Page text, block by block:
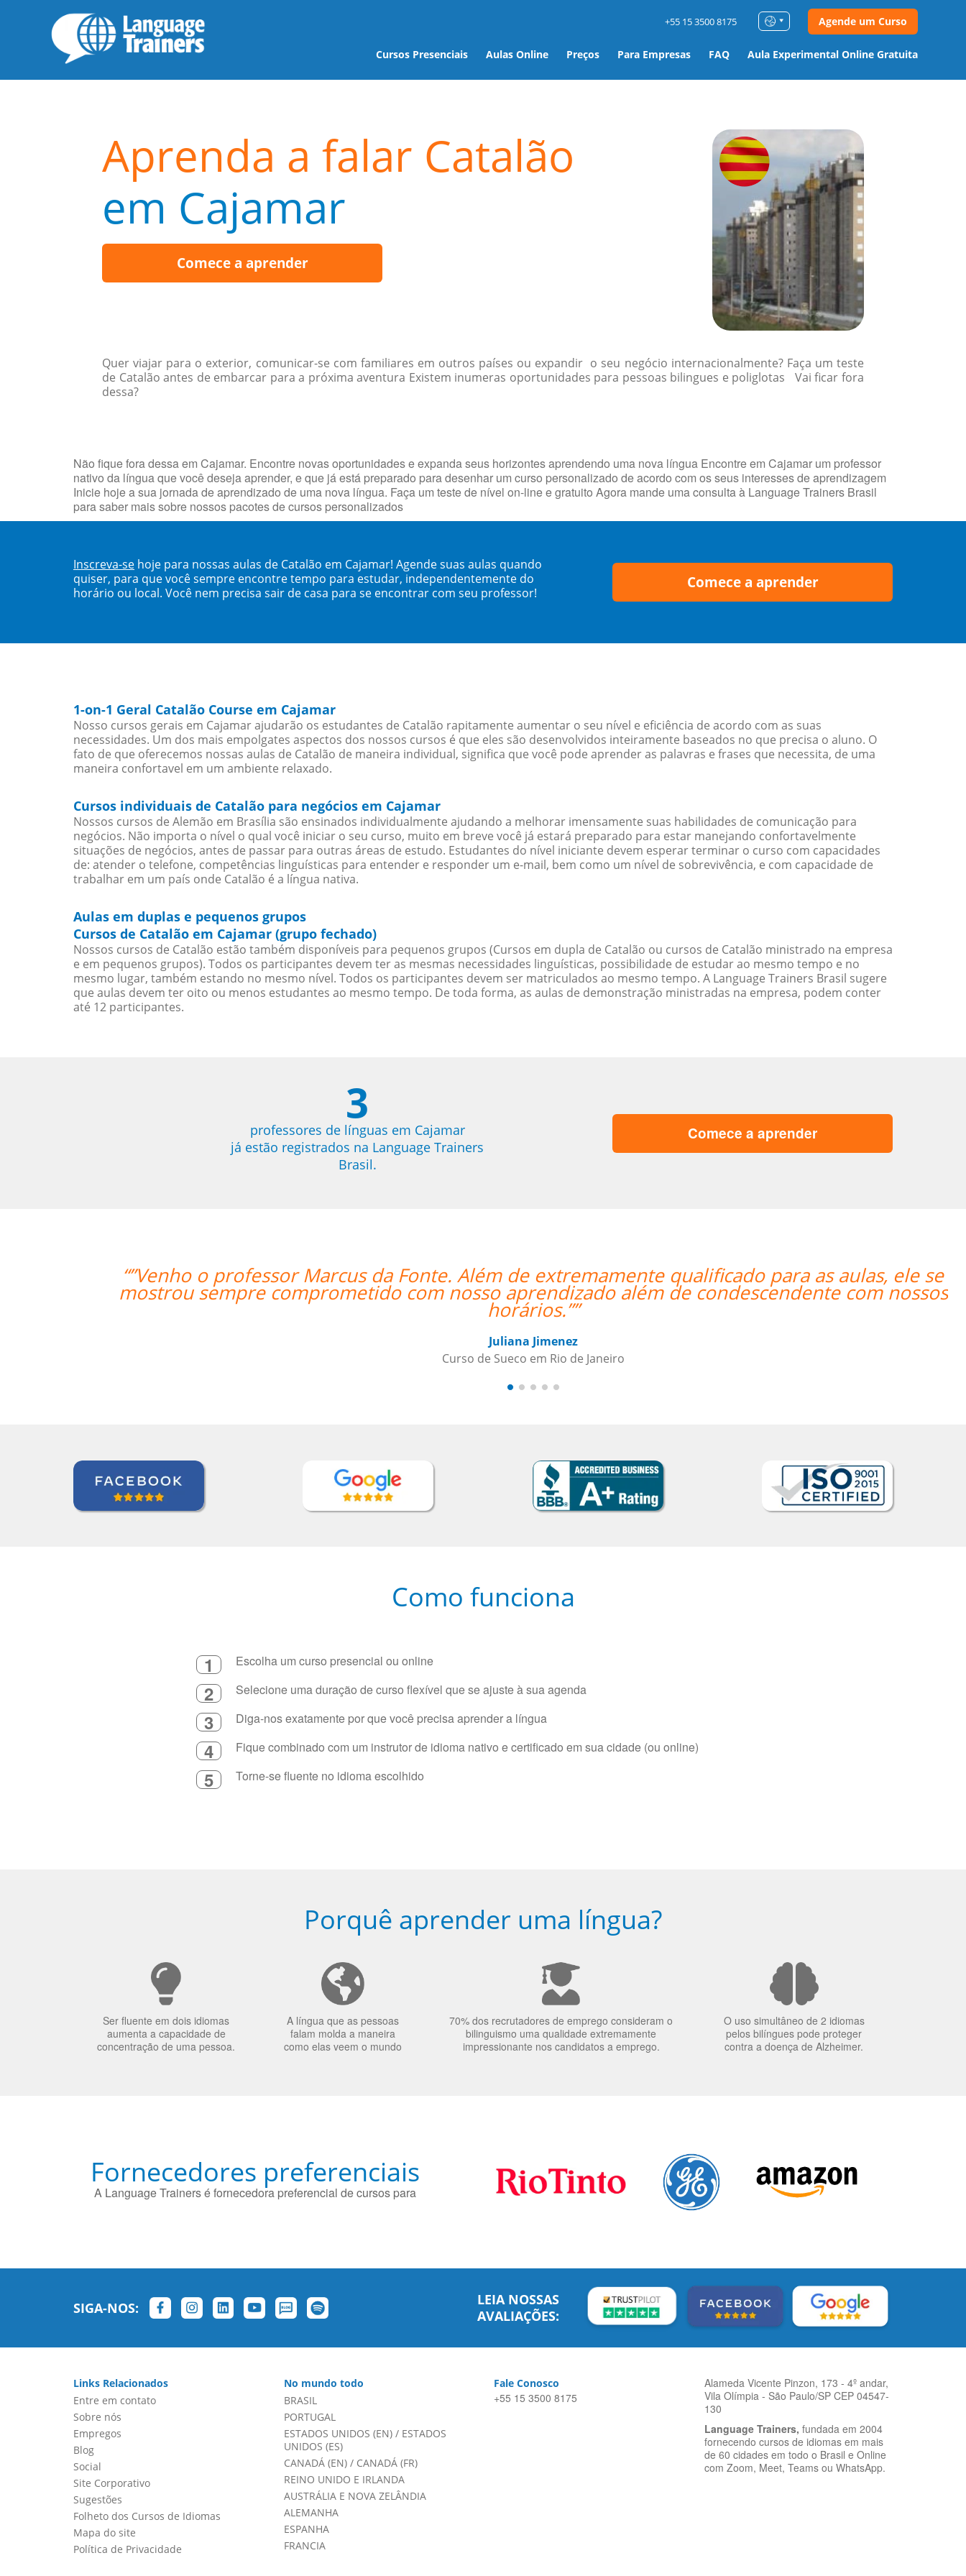
Cursos Presenciais Aulas Online Preços Para Empresas FAQ Aula Experimental Online Gratuita
+55 15 3500 8175 Agende um Curso
Aprenda a falar Catalão
em Cajamar
Comece a aprender
Quer viajar para o exterior, comunicar-se com familiares em outros países ou expandir o seu negócio internacionalmente? Faça um teste
de Catalão antes de embarcar para a próxima aventura Existem inumeras oportunidades para pessoas bilingues e poliglotas Vai ficar fora
dessa?
Não fique fora dessa em Cajamar. Encontre novas oportunidades e expanda seus horizontes aprendendo uma nova língua Encontre em Cajamar um professor
nativo da língua que você deseja aprender, e que já está preparado para desenhar um curso personalizado de acordo com os seus interesses de aprendizagem
Inicie hoje a sua jornada de aprendizado de uma nova língua. Faça um teste de nível on-line e gratuito Agora mande uma consulta à Language Trainers Brasil
para saber mais sobre nossos pacotes de cursos personalizados
Inscreva-se hoje para nossas aulas de Catalão em Cajamar! Agende suas aulas quando
quiser, para que você sempre encontre tempo para estudar, independentemente do
horário ou local. Você nem precisa sair de casa para se encontrar com seu professor!
Comece a aprender
1-on-1 Geral Catalão Course em Cajamar
Nosso cursos gerais em Cajamar ajudarão os estudantes de Catalão rapitamente aumentar o seu nível e eficiência de acordo com as suas
necessidades. Um dos mais empolgates aspectos dos nossos cursos é que eles são desenvolvidos inteiramente baseados no que precisa o aluno. O
fato de que oferecemos nossas aulas de Catalão de maneira individual, significa que você pode aprender as palavras e frases que necessita, de uma
maneira confortavel em um ambiente relaxado.
Cursos individuais de Catalão para negócios em Cajamar
Nossos cursos de Alemão em Brasília são ensinados individualmente ajudando a melhorar imensamente suas habilidades de comunicação para
negócios. Não importa o nível o qual você iniciar o seu curso, muito em breve você já estará preparado para estar manejando confortavelmente
situações de negócios, antes de passar para outras áreas de estudo. Estudantes do nível iniciante devem esperar terminar o curso com capacidades
de: atender o telefone, competências linguísticas para entender e responder um e-mail, bem como um nível de sobrevivência, e com capacidade de
trabalhar em um país onde Catalão é a língua nativa.
Aulas em duplas e pequenos grupos
Cursos de Catalão em Cajamar (grupo fechado)
Nossos cursos de Catalão estão também disponíveis para pequenos grupos (Cursos em dupla de Catalão ou cursos de Catalão ministrado na empresa
e em pequenos grupos). Todos os participantes devem ter as mesmas necessidades linguísticas, possibilidade de estudar ao mesmo tempo e no
mesmo lugar, também estando no mesmo nível. Todos os participantes devem ser matriculados ao mesmo tempo. A Language Trainers Brasil sugere
que aulas devem ter oito ou menos estudantes ao mesmo tempo. De toda forma, as aulas de demonstração ministradas na empresa, podem conter
até 12 participantes.
3
professores de línguas em Cajamar
já estão registrados na Language Trainers
Brasil.
Comece a aprender
Fonte. Além de extremamente qualificado para as aulas, ele se
com nosso aprendizado além de condescendente com nossos
“”I am very happy
Como funciona
1 Escolha um curso presencial ou online
2 Selecione uma duração de curso flexível que se ajuste à sua agenda
3 Diga-nos exatamente por que você precisa aprender a língua
4 Fique combinado com um instrutor de idioma nativo e certificado em sua cidade (ou online)
5 Torne-se fluente no idioma escolhido
Porquê aprender uma língua?
Ser fluente em dois idiomas
aumenta a capacidade de
concentração de uma pessoa.
A língua que as pessoas
falam molda a maneira
como elas veem o mundo
70% dos recrutadores de emprego consideram o
bilinguismo uma qualidade extremamente
impressionante nos candidatos a emprego.
O uso simultâneo de 2 idiomas
pelos bilíngues pode proteger
contra a doença de Alzheimer.
Fornecedores preferenciais
A Language Trainers é fornecedora preferencial de cursos para
SIGA-NOS:
LEIA NOSSAS
AVALIAÇÕES:
Links Relacionados
Entre em contato
Sobre nós
Empregos
Blog
Social
Site Corporativo
Sugestões
Folheto dos Cursos de Idiomas
Mapa do site
Política de Privacidade
No mundo todo
BRASIL
PORTUGAL
ESTADOS UNIDOS (EN)/ ESTADOS
UNIDOS (ES)
CANADÁ (EN)/ CANADÁ (FR)
REINO UNIDO E IRLANDA
AUSTRÁLIA E NOVA ZELÂNDIA
ALEMANHA
ESPANHA
FRANCIA
Fale Conosco
+55 15 3500 8175
Alameda Vicente Pinzon, 173 - 4º andar,
Vila Olímpia - São Paulo/SP CEP 04547-
130
Language Trainers, fundada em 2004
fornecendo cursos de idiomas em mais
de 60 cidades em todo o Brasil e Online
com Zoom, Meet, Teams ou WhatsApp.